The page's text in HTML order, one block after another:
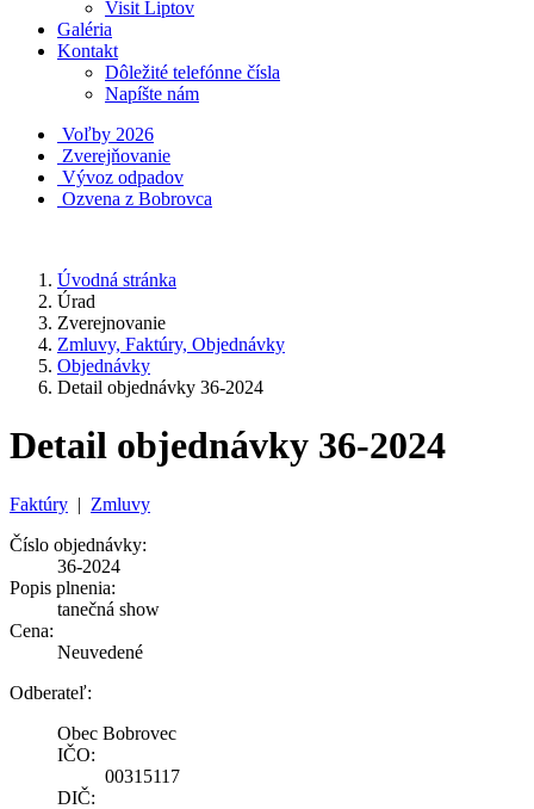
Visit Liptov
Galéria
Kontakt
Dôležité telefónne čísla
Napíšte nám
Voľby 2026
Zverejňovanie
Vývoz odpadov
Ozvena z Bobrovca
Úvodná stránka
Úrad
Zverejnovanie
Zmluvy, Faktúry, Objednávky
Objednávky
Detail objednávky 36-2024
Detail objednávky 36-2024
Faktúry | Zmluvy
Číslo objednávky:
36-2024
Popis plnenia:
tanečná show
Cena:
Neuvedené
Odberateľ:
Obec Bobrovec
IČO:
00315117
DIČ: